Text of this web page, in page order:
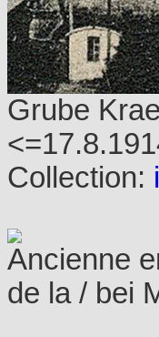
Grube
Collection:
Ancienne
de la / bei